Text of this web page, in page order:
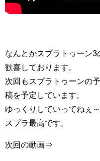
なんとかスプラトゥーン3
歓喜しております。
次回もスプラトゥーンの
稿を予定しています。
ゆっくりしていってねぇ～
スプラ最高です。
次回の動画⇒